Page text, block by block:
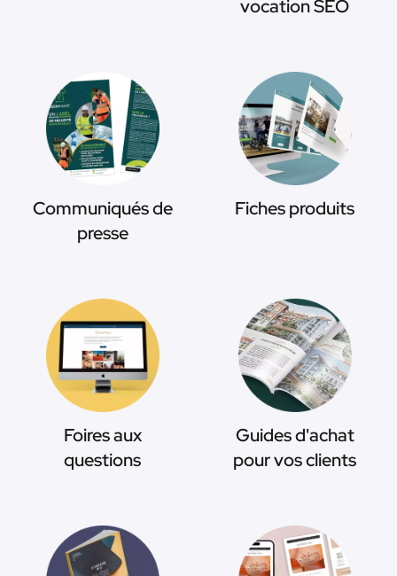
vocation SEO
Communiqués de
presse
Fiches produits
Foires aux
questions
Guides d'achat
pour vos clients